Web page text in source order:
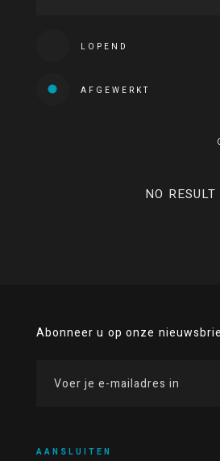
LOPEND
AFGEWERKT
NO RESULT
Abonneer u op onze
AANSLUITEN